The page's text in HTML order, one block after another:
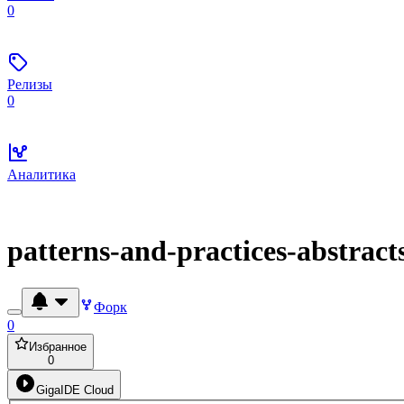
0
Релизы
0
Аналитика
patterns-and-practices-
Форк
0
Избранное
0
GigaIDE Cloud